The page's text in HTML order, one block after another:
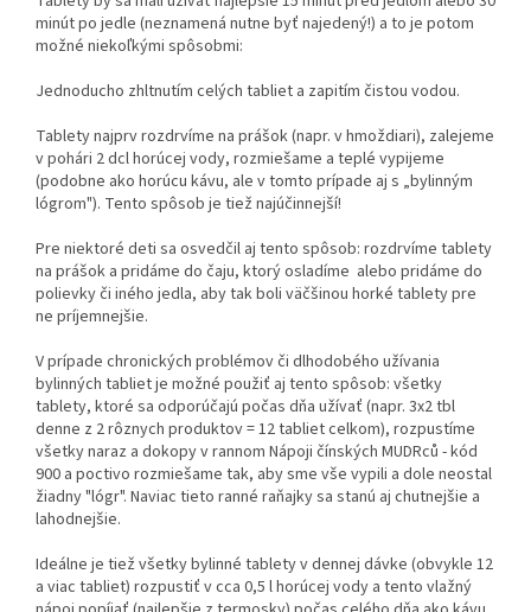
minút po jedle (neznamená nutne byť najedený!) a to je potom
možné niekoľkými spôsobmi:
Jednoducho zhltnutím celých tabliet a zapitím čistou vodou.
Tablety najprv rozdrvíme na prášok (napr. v hmoždiari), zalejeme
v pohári 2 dcl horúcej vody, rozmiešame a teplé vypijeme
(podobne ako horúcu kávu, ale v tomto prípade aj s „bylinným
lógrom"). Tento spôsob je tiež najúčinnejší!
Pre niektoré deti sa osvedčil aj tento spôsob: rozdrvíme tablety
na prášok a pridáme do čaju, ktorý osladíme alebo pridáme do
polievky či iného jedla, aby tak boli väčšinou horké tablety pre
ne príjemnejšie.
V prípade chronických problémov či dlhodobého užívania
bylinných tabliet je možné použiť aj tento spôsob: všetky
tablety, ktoré sa odporúčajú počas dňa užívať (napr. 3x2 tbl
denne z 2 rôznych produktov = 12 tabliet celkom), rozpustíme
všetky naraz a dokopy v rannom Nápoji čínských MUDRců - kód
900 a poctivo rozmiešame tak, aby sme vše vypili a dole neostal
žiadny "lógr". Naviac tieto ranné raňajky sa stanú aj chutnejšie a
lahodnejšie.
Ideálne je tiež všetky bylinné tablety v dennej dávke (obvykle 12
a viac tabliet) rozpustiť v cca 0,5 l horúcej vody a tento vlažný